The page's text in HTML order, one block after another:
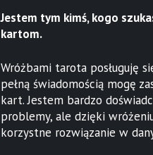
Jestem tym kimś, kogo
kartom.
Wróżbami tarota posługuję
pełną świadomością mogę
kart. Jestem bardzo
problemy, ale dzięki
korzystne rozwiązanie w